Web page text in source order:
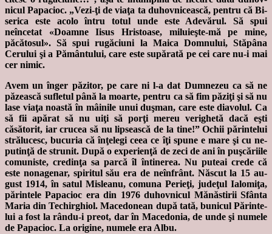
nicul Pa­pacioc. „Vezi-ţi de viaţa ta du­hov­nicească, pentru că Bi­
serica este acolo întru totul unde este Ade­vărul. Să spui
neîncetat «Doamne Iisus Hristoase, milu­ieş­­te-mă pe mine,
păcătosul». Să spui rugăciuni la Maica Domnului, Stăpâna
Cerului şi a Pământului, care este supărată pe cei care nu-i mai
cer nimic.
Avem un înger păzitor, pe care ni l-a dat Dumnezeu ca să ne
păzească sufletul până la moarte, pentru ca să fim păziţi şi să nu
lase viaţa noastă în mâinile unui duş­man, care este diavolul. Ca
să fii apă­rat să nu uiţi să porţi mereu ve­righetă dacă eşti
căsătorit, iar cru­cea să nu lip­seas­că de la tine!” Ochii părintelui
stră­lucesc, bucuria că înţelegi ceea ce îţi spune e mare şi cu ne­
putinţă de strunit. După o experienţă de zeci de ani în puşcăriile
comuniste, credinţa sa parcă îl întinerea. Nu puteai cre­de că
este nonagenar, spiritul său era de neînfrânt. Născut la 15 au­
gust 1914, în satul Misleanu, co­mu­na Perieţi, judeţul Ialomiţa,
pă­­rintele Papacioc era din 1976 du­­hovnicul Mănăstirii Sfânta
Ma­ria din Techirghiol. Macedo­nean după tată, bunicul Părinte­
lui a fost la rându-i preot, dar în Ma­ce­donia, de unde şi numele
de Papacioc. La origine, numele era Albu.